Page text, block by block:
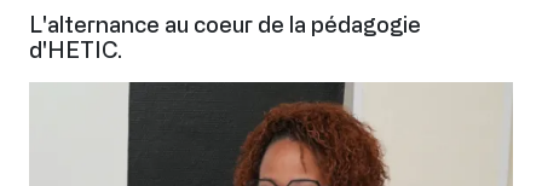
L'alternance au coeur de la pédagogie
d'HETIC.